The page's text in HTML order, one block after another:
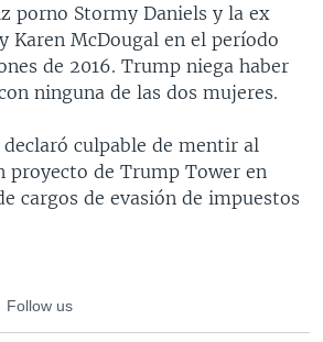
porno Stormy Daniels y la ex
Karen McDougal en el período
de 2016. Trump niega haber
ninguna de las dos mujeres.
culpable de mentir al
proyecto de Trump Tower en
cargos de evasión de impuestos
Follow us